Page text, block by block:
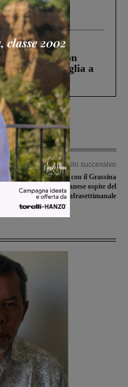
schianto, il
fra tir....
di Castiglion
ucciso la figlia a
Articolo successivo
Il Montevarchi in casa con il Grassina
e la Sangiovannese ospite del
Trastevere nel turno infrasettimanale